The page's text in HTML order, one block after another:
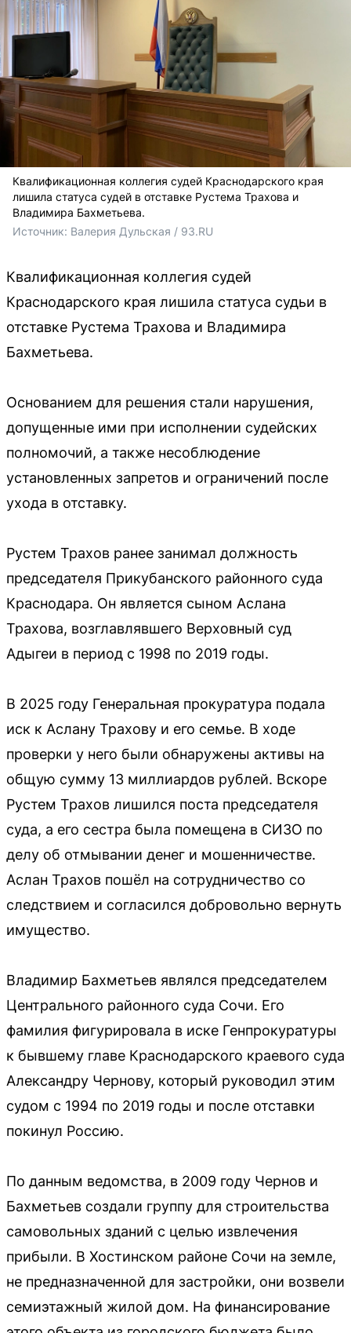
Квалификационная коллегия судей Краснодарского края
лишила статуса судей в отставке Рустема Трахова и
Владимира Бахметьева.
Источник: Валерия Дульская / 93.RU
Квалификационная коллегия судей
Краснодарского края лишила статуса судьи в
отставке Рустема Трахова и Владимира
Бахметьева.
Основанием для решения стали нарушения,
допущенные ими при исполнении судейских
полномочий, а также несоблюдение
установленных запретов и ограничений после
ухода в отставку.
Рустем Трахов ранее занимал должность
председателя Прикубанского районного суда
Краснодара. Он является сыном Аслана
Трахова, возглавлявшего Верховный суд
Адыгеи в период с 1998 по 2019 годы.
В 2025 году Генеральная прокуратура подала
иск к Аслану Трахову и его семье. В ходе
проверки у него были обнаружены активы на
общую сумму 13 миллиардов рублей. Вскоре
Рустем Трахов лишился поста председателя
суда, а его сестра была помещена в СИЗО по
делу об отмывании денег и мошенничестве.
Аслан Трахов пошёл на сотрудничество со
следствием и согласился добровольно вернуть
имущество.
Владимир Бахметьев являлся председателем
Центрального районного суда Сочи. Его
фамилия фигурировала в иске Генпрокуратуры
к бывшему главе Краснодарского краевого суда
Александру Чернову, который руководил этим
судом с 1994 по 2019 годы и после отставки
покинул Россию.
По данным ведомства, в 2009 году Чернов и
Бахметьев создали группу для строительства
самовольных зданий с целью извлечения
прибыли. В Хостинском районе Сочи на земле,
не предназначенной для застройки, они возвели
семиэтажный жилой дом. На финансирование